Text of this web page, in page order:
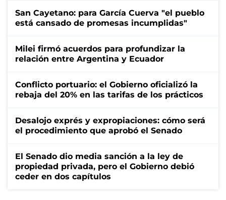
San Cayetano: para García Cuerva "el pueblo
está cansado de promesas incumplidas"
Milei firmó acuerdos para profundizar la
relación entre Argentina y Ecuador
Conflicto portuario: el Gobierno oficializó la
rebaja del 20% en las tarifas de los prácticos
Desalojo exprés y expropiaciones: cómo será
el procedimiento que aprobó el Senado
El Senado dio media sanción a la ley de
propiedad privada, pero el Gobierno debió
ceder en dos capítulos